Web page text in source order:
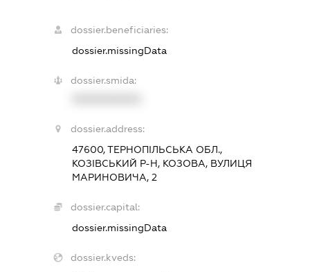
dossier.beneficiaries:
dossier.missingData
dossier.smida:
dossier.address:
47600, ТЕРНОПІЛЬСЬКА ОБЛ.,
КОЗІВСЬКИЙ Р-Н, КОЗОВА, ВУЛИЦЯ
МАРИНОВИЧА, 2
dossier.capital:
dossier.missingData
dossier.kveds: